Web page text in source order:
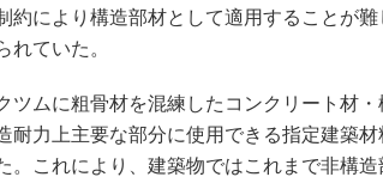
約により構造部材として適用することが
れていた。
ツムに粗骨材を混練したコンクリート材・
耐力上主要な部分に使用できる指定建築
。これにより、建築物ではこれまで非構